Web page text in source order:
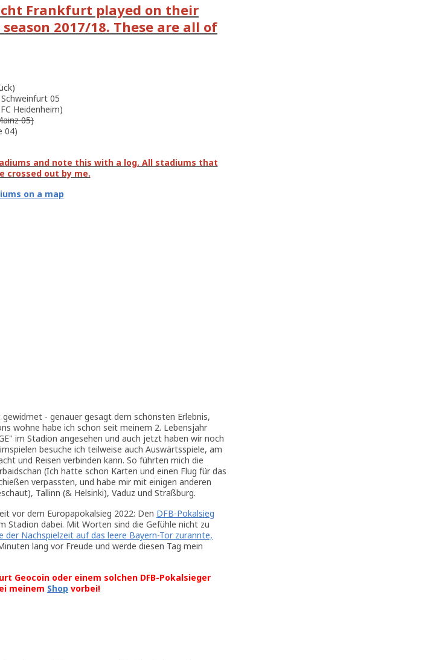
Frankfurt played on their
2017/18. These are all of
05
Heidenheim)
05)
04)
and note this with a log. All stadiums that
crossed out by me.
on a map
- genauer gesagt dem schönsten Erlebnis,
wohne habe ich schon seit meinem 2. Lebensjahr
im Stadion angesehen und auch jetzt haben wir noch
besuche ich teilweise auch Auswärtsspiele, am
und Reisen verbinden kann. So führten mich die
(Ich hatte schon Karten und einen Flug für das
verpassten, und habe mir mit einigen anderen
Tallinn (& Helsinki), Vaduz und Straßburg.
vor dem Europapokalsieg 2022: Den DFB-Pokalsieg
Stadion dabei. Mit Worten sind die Gefühle nicht zu
Nachspielzeit auf das leere Bayern-Tor zurannte,
lang vor Freude und werde diesen Tag mein
Geocoin oder einem solchen DFB-Pokalsieger
meinem Shop vorbei!